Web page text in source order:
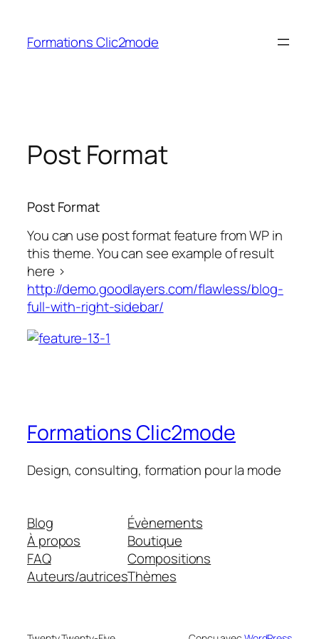
contenu
Formations Clic2mode
Post Format
Post Format
You can use post format feature from WP in
this theme. You can see example of result
here >
http://demo.goodlayers.com/flawless/blog-
full-with-right-sidebar/
Formations Clic2mode
Design, consulting, formation pour la mode
Blog
À propos
FAQ
Auteurs/autrices
Évènements
Boutique
Compositions
Thèmes